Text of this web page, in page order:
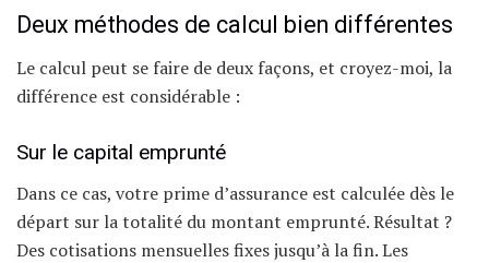
Deux méthodes de calcul bien différentes
Le calcul peut se faire de deux façons, et croyez-moi, la
différence est considérable :
Sur le capital emprunté
Dans ce cas, votre prime d’assurance est calculée dès le
départ sur la totalité du montant emprunté. Résultat ?
Des cotisations mensuelles fixes jusqu’à la fin. Les